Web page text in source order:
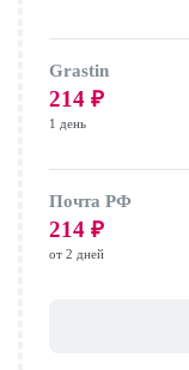
Grastin
214 ₽
1 день
Почта РФ
214 ₽
от 2 дней